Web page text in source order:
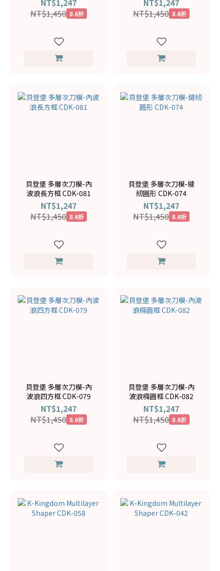
NT$1,247
NT$1,450 8.6折
NT$1,247
NT$1,450 8.6折
貝登堡 多層次刀模-內
波浪長方框 CDK-081
NT$1,247
NT$1,450 8.6折
貝登堡 多層次刀模-縫
紉圓形 CDK-074
NT$1,247
NT$1,450 8.6折
貝登堡 多層次刀模-內
波浪四方框 CDK-079
NT$1,247
NT$1,450 8.6折
貝登堡 多層次刀模-內
波浪橢圓框 CDK-082
NT$1,247
NT$1,450 8.6折